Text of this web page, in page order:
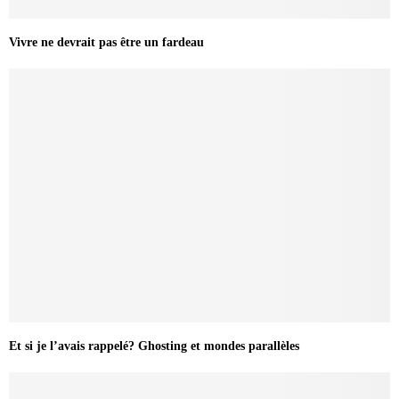
Vivre ne devrait pas être un fardeau
Et si je l’avais rappelé? Ghosting et mondes parallèles